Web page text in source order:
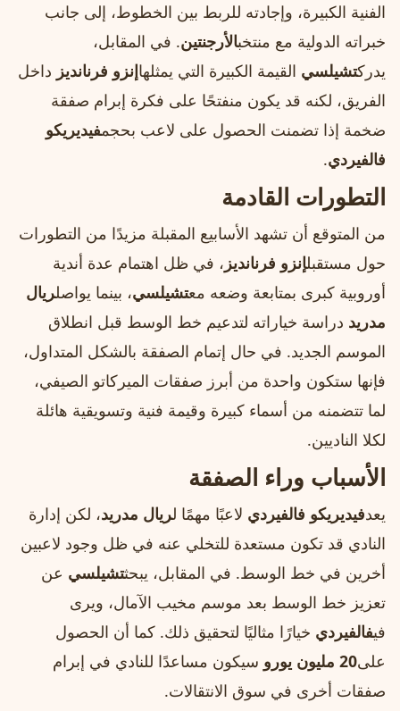
الفنية الكبيرة، وإجادته للربط بين الخطوط، إلى جانب
خبراته الدولية مع منتخبالأرجنتين. في المقابل،
يدركتشيلسي القيمة الكبيرة التي يمثلهاإنزو فرنانديز داخل
الفريق، لكنه قد يكون منفتحًا على فكرة إبرام صفقة
ضخمة إذا تضمنت الحصول على لاعب بحجمفيديريكو
فالفيردي.
التطورات القادمة
من المتوقع أن تشهد الأسابيع المقبلة مزيدًا من التطورات
حول مستقبلإنزو فرنانديز ، في ظل اهتمام عدة أندية
أوروبية كبرى بمتابعة وضعه معتشيلسي، بينما يواصلريال
مدريد دراسة خياراته لتدعيم خط الوسط قبل انطلاق
الموسم الجديد. في حال إتمام الصفقة بالشكل المتداول،
فإنها ستكون واحدة من أبرز صفقات الميركاتو الصيفي،
لما تتضمنه من أسماء كبيرة وقيمة فنية وتسويقية هائلة
لكلا الناديين.
الأسباب وراء الصفقة
يعدفيديريكو فالفيردي لاعبًا مهمًا لريال مدريد، لكن إدارة
النادي قد تكون مستعدة للتخلي عنه في ظل وجود لاعبين
أخرين في خط الوسط. في المقابل، يبحثتشيلسي عن
تعزيز خط الوسط بعد موسم مخيب الآمال، ويرى
فيفالفيردي خيارًا مثاليًا لتحقيق ذلك. كما أن الحصول
على20 مليون يورو
سيكون مساعدًا للنادي في إبرام
صفقات أخرى في سوق الانتقالات.